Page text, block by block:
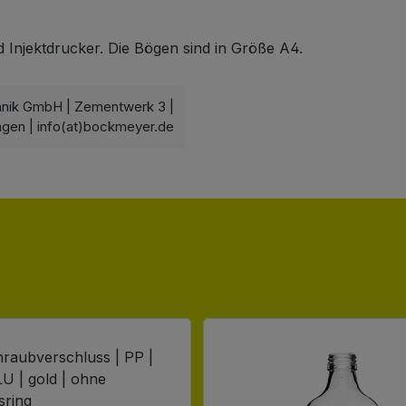
Die Bögen sind in Größe A4.
GmbH | Zementwerk 3 |
| info(at)bockmeyer.de